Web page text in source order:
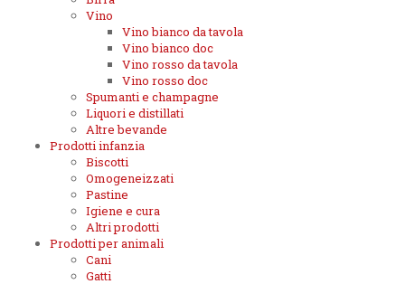
Vino
Vino bianco da tavola
Vino bianco doc
Vino rosso da tavola
Vino rosso doc
Spumanti e champagne
Liquori e distillati
Altre bevande
Prodotti infanzia
Biscotti
Omogeneizzati
Pastine
Igiene e cura
Altri prodotti
Prodotti per animali
Cani
Gatti